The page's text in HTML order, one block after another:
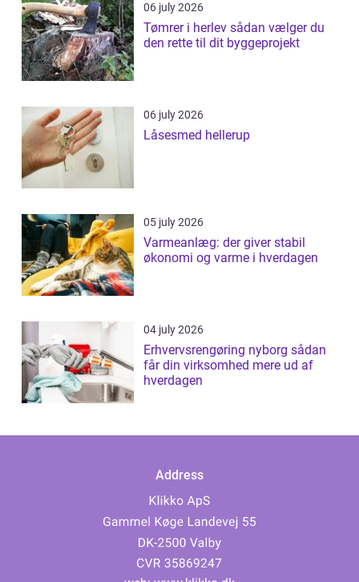
06 july 2026
Tømrer i herlev sådan vælger du
den rette til dit byggeprojekt
06 july 2026
Låsesmed hellerup
05 july 2026
Varmeanlæg: der giver stabil
økonomi og varme i hverdagen
04 july 2026
Erhvervsrengøring nyborg sådan
får din virksomhed mere ud af
hverdagen
Address